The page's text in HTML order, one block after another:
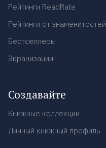
Рейтинги ReadRate
Рейтинги от знаменитостей
Бестселлеры
Экранизации
Создавайте
Книжные коллекции
Личный книжный профиль